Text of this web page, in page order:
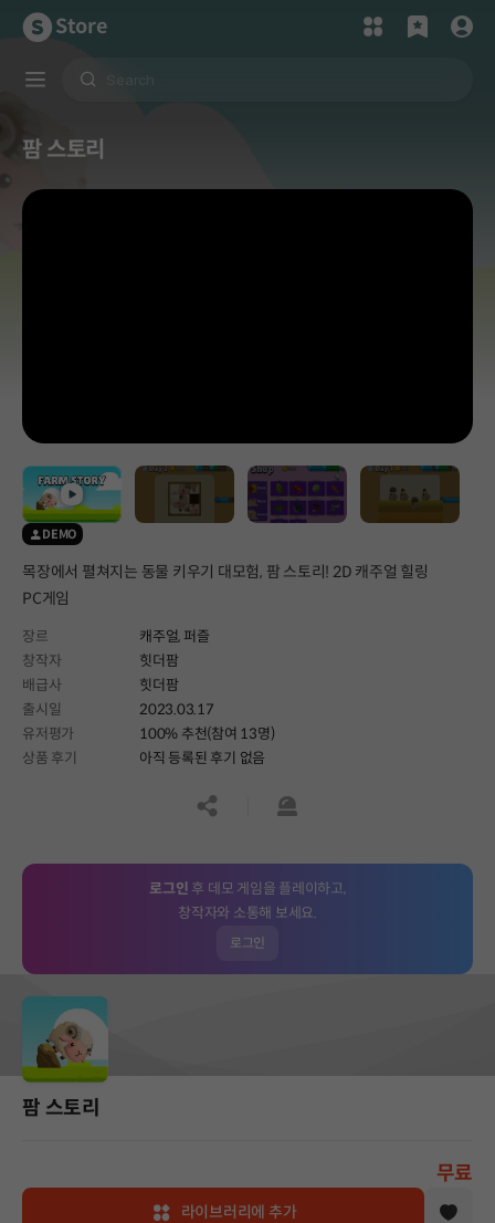
Store
팜 스토리
DEMO
목장에서 펼쳐지는 동물 키우기 대모험, 팜 스토리! 2D 캐주얼 힐링
PC게임
장르 캐주얼,퍼즐
창작자
힛더팜
배급사
힛더팜
출시일
2023.03.17
유저평가
100% 추천(참여 13명)
상품 후기
아직 등록된 후기 없음
공유하기신고하기
로그인 후 데모 게임을 플레이하고,
창작자와 소통해 보세요.
로그인
팜 스토리
무료
라이브러리에 추가